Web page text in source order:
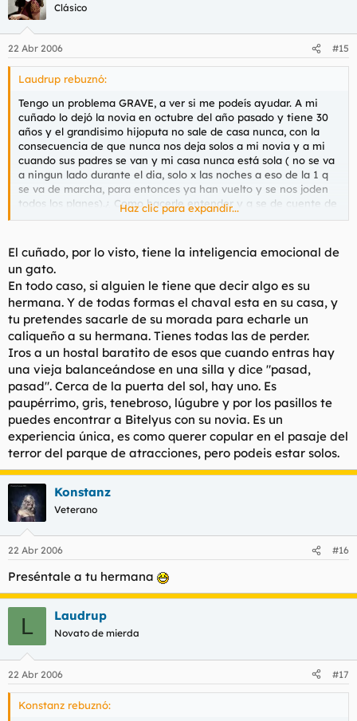
Clásico
22 Abr 2006 #15
Laudrup rebuznó:
Tengo un problema GRAVE, a ver si me podeís ayudar. A mi
cuñado lo dejó la novia en octubre del año pasado y tiene 30
años y el grandisimo hijoputa no sale de casa nunca, con la
consecuencia de que nunca nos deja solos a mi novia y a mi
cuando sus padres se van y mi casa nunca está sola ( no se va
a ningun lado durante el dia, solo x las noches a eso de la 1 q
se va de marcha, para entonces ya han vuelto y se nos joden
todos los planes).¿ Como hacerle entender y q se de cuente de
que nos deje alguna vez solos?¿ porque vamos me tiene ya
Haz clic para expandir...
El cuñado, por lo visto, tiene la inteligencia emocional de
un gato.
En todo caso, si alguien le tiene que decir algo es su
hermana. Y de todas formas el chaval esta en su casa, y
tu pretendes sacarle de su morada para echarle un
caliqueño a su hermana. Tienes todas las de perder.
Iros a un hostal baratito de esos que cuando entras hay
una vieja balanceándose en una silla y dice "pasad,
pasad". Cerca de la puerta del sol, hay uno. Es
paupérrimo, gris, tenebroso, lúgubre y por los pasillos te
puedes encontrar a Bitelyus con su novia. Es un
experiencia única, es como querer copular en el pasaje del
terror del parque de atracciones, pero podeis estar solos.
Konstanz
Veterano
22 Abr 2006 #16
Preséntale a tu hermana
L Laudrup
Novato de mierda
22 Abr 2006 #17
Konstanz rebuznó: